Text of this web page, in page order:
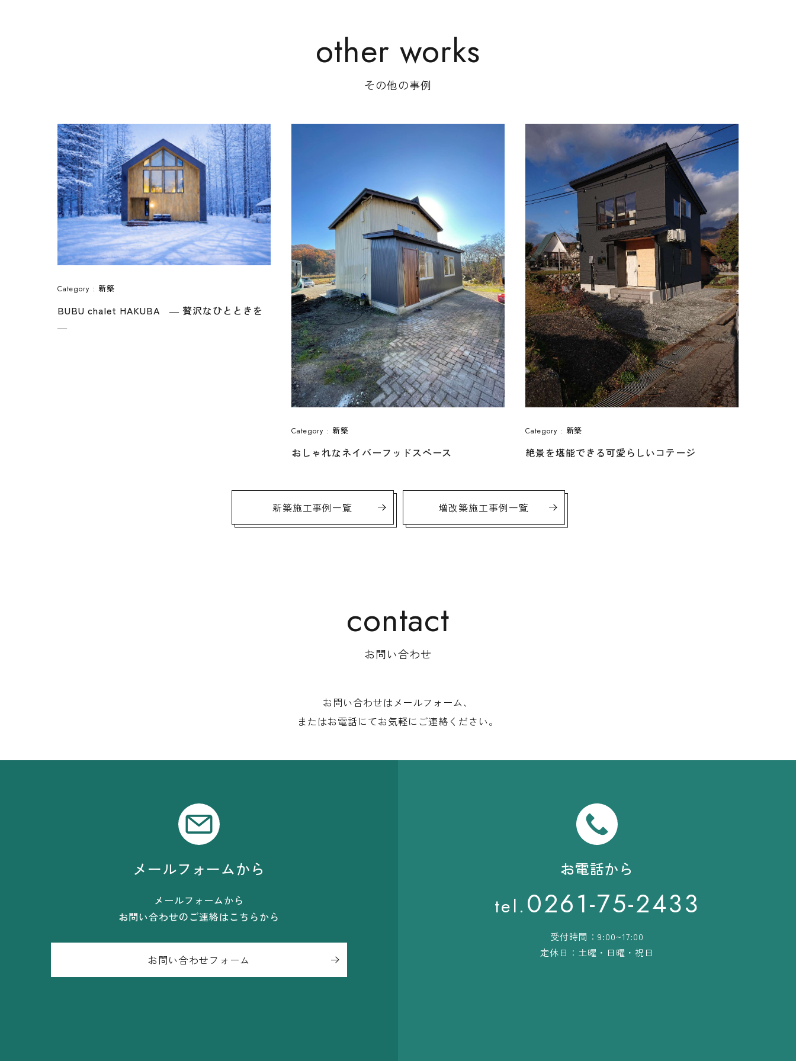
その他の事例
Category : 新築
BUBU chalet HAKUBA ― 贅沢なひとときを
―
Category : 新築
おしゃれなネイバーフッドスペース
Category : 新築
絶景を堪能できる可愛らしいコテージ
新築施工事例一覧 増改築施工事例一覧
お問い合わせ
お問い合わせはメールフォーム、
またはお電話にてお気軽にご連絡ください。
メールフォームから
メールフォームから
お問い合わせのご連絡はこちらから
お問い合わせフォーム
お電話から
tel. 0261-75-2433
受付時間：9:00~17:00
定休日：土曜・日曜・祝日